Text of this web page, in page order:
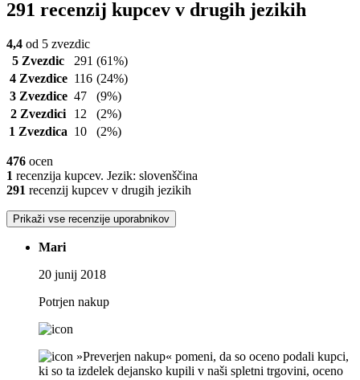
291 recenzij kupcev v drugih jezikih
4,4 od 5 zvezdic
5 Zvezdic
291 (61%)
4 Zvezdice 116 (24%)
3 Zvezdice 47
(9%)
2 Zvezdici
12
(2%)
1 Zvezdica 10 (2%)
476 ocen
1 recenzija kupcev. Jezik: slovenščina
291 recenzij kupcev v drugih jezikih
Prikaži vse recenzije uporabnikov
Mari
20 junij 2018
Potrjen nakup
»Preverjen nakup« pomeni, da so oceno podali kupci,
ki so ta izdelek dejansko kupili v naši spletni trgovini, oceno